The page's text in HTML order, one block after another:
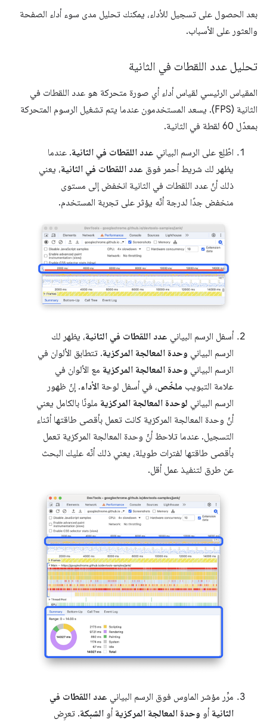
بعد الحصول على تسجيل للأداء، يمكنك تحليل مدى سوء أداء الصفحة
والعثور على الأسباب.
تحليل عدد اللقطات في الثانية
المقياس الرئيسي لقياس أداء أي صورة متحركة هو عدد اللقطات في
الثانية (FPS). يسعد المستخدمون عندما يتم تشغيل الرسوم المتحركة
بمعدّل 60 لقطة في الثانية.
اطّلِع على الرسم البياني عدد اللقطات في الثانية. عندما
يظهر لك شريط أحمر فوق عدد اللقطات في الثانية، يعني
ذلك أنّ عدد اللقطات في الثانية انخفض إلى مستوى
منخفض جدًا لدرجة أنّه يؤثر على تجربة المستخدم.
أسفل الرسم البياني عدد اللقطات في الثانية، يظهر لك
الرسم البياني وحدة المعالجة المركزية. تتطابق الألوان في
الرسم البياني وحدة المعالجة المركزية مع الألوان في
علامة التبويب ملخّص، في أسفل لوحة الأداء. إنّ ظهور
الرسم البياني لوحدة المعالجة المركزية ملونًا بالكامل يعني
أنّ وحدة المعالجة المركزية كانت تعمل بأقصى طاقتها أثناء
التسجيل. عندما تلاحظ أنّ وحدة المعالجة المركزية تعمل
بأقصى طاقتها لفترات طويلة، يعني ذلك أنّه عليك البحث
عن طرق لتنفيذ عمل أقل.
مرِّر مؤشر الماوس فوق الرسم البياني عدد اللقطات في
الثانية أو وحدة المعالجة المركزية أو الشبكة. تعرِض